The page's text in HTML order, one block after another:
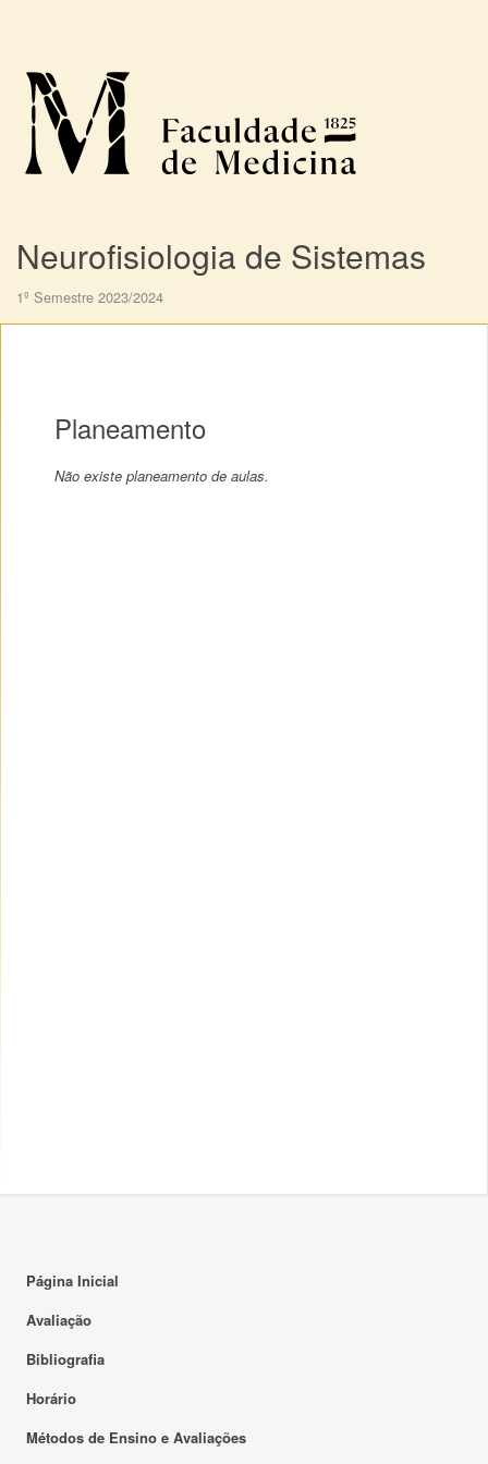
Neurofisiologia de Sistemas
1º Semestre 2023/2024
Planeamento
Não existe planeamento de aulas.
Página Inicial
Avaliação
Bibliografia
Horário
Métodos de Ensino e Avaliações